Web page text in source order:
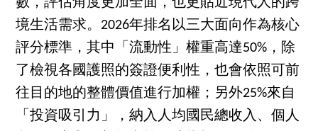
數，評估角度更加全面，也更貼近現代人的跨
境生活需求。2026年排名以三大面向作為核心
評分標準，其中「流動性」權重高達50%，除
了檢視各國護照的簽證便利性，也會依照可前
往目的地的整體價值進行加權；另外25%來自
「投資吸引力」，納入人均國民總收入、個人